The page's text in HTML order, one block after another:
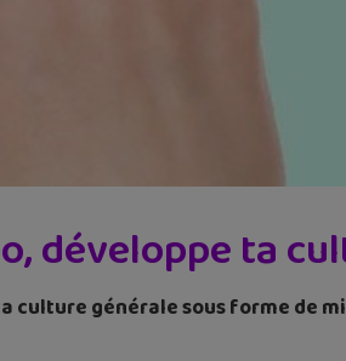
développe ta
générale sous forme de